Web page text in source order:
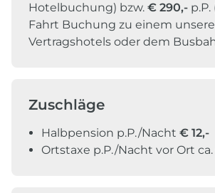
Hotelbuchung) bzw. € 290,-
Fahrt Buchung zu einem
Vertragshotels oder dem
Zuschläge
Halbpension p.P./Nacht € 12,-
Ortstaxe p.P./Nacht vor Ort ca.